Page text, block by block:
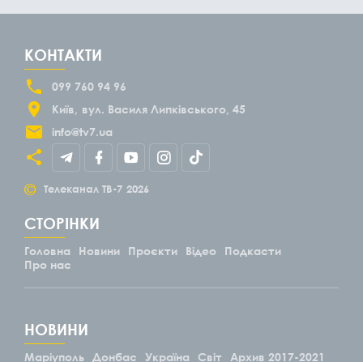
КОНТАКТИ
099 760 94 96
Київ
вул. Василя Липківського, 45
info@tv7.ua
© Телеканал ТВ-7 2026
СТОРІНКИ
Головна Новини Проєкти Відео
Подкасти
Про нас
НОВИНИ
Маріуполь Донбас Україна Світ Архив 2017-2021